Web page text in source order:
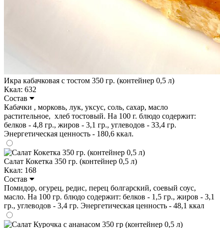
Икра кабачковая с тостом 350 гр. (контейнер 0,5 л)
Ккал: 632
Состав
Кабачки , морковь, лук, уксус, соль, сахар, масло
растительное, хлеб тостовый. На 100 г. блюдо содержит:
белков - 4,8 гр., жиров - 3,1 гр., углеводов - 33,4 гр.
Энергетическая ценность - 180,6 ккал.
Салат Кокетка 350 гр. (контейнер 0,5 л)
Ккал: 168
Состав
Помидор, огурец, редис, перец болгарский, соевый соус,
масло. На 100 гр. блюдо содержит: белков - 1,5 гр., жиров - 3,1
гр., углеводов - 3,4 гр. Энергетическая ценность - 48,1 ккал